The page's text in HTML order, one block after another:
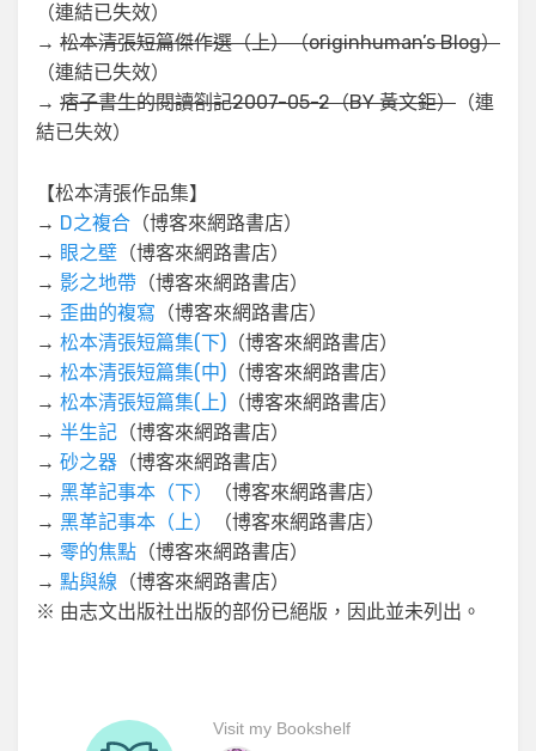
（連結已失效）
→ 松本清張短篇傑作選（上）（originhuman’s Blog）
（連結已失效）
→ 痞子書生的閱讀劄記2007-05-2（BY 黃文鉅） （連
結已失效）
【松本清張作品集】
→ D之複合 （博客來網路書店）
→ 眼之壁 （博客來網路書店）
→ 影之地帶 （博客來網路書店）
→ 歪曲的複寫 （博客來網路書店）
→ 松本清張短篇集(下) （博客來網路書店）
→ 松本清張短篇集(中) （博客來網路書店）
→ 松本清張短篇集(上) （博客來網路書店）
→ 半生記 （博客來網路書店）
→ 砂之器 （博客來網路書店）
→ 黑革記事本（下）
（博客來網路書店）
→ 黑革記事本（上）
（博客來網路書店）
→ 零的焦點 （博客來網路書店）
→ 點與線 （博客來網路書店）
※ 由志文出版社出版的部份已絕版，因此並未列出。